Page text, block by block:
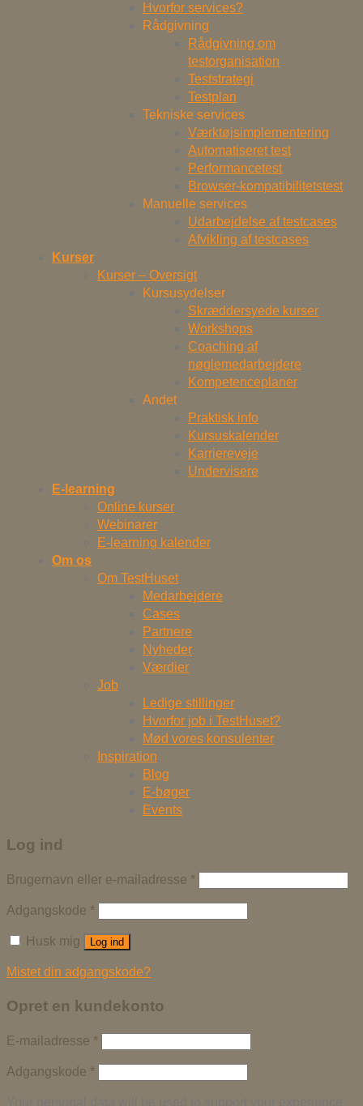
Hvorfor services?
Rådgivning
Rådgivning om
testorganisation
Teststrategi
Testplan
Tekniske services
Værktøjsimplementering
Automatiseret test
Performancetest
Browser-kompatibilitetstest
Manuelle services
Udarbejdelse af testcases
Afvikling af testcases
Kurser
Kurser – Oversigt
Kursusydelser
Skræddersyede kurser
Workshops
Coaching af
nøglemedarbejdere
Kompetenceplaner
Andet
Praktisk info
Kursuskalender
Karriereveje
Undervisere
E-learning
Online kurser
Webinarer
E-learning kalender
Om os
Om TestHuset
Medarbejdere
Cases
Partnere
Nyheder
Værdier
Job
Ledige stillinger
Hvorfor job i TestHuset?
Mød vores konsulenter
Inspiration
Blog
E-bøger
Events
Log ind
Brugernavn eller e-mailadresse *
Adgangskode *
Husk mig Log ind
Mistet din adgangskode?
Opret en kundekonto
E-mailadresse *
Adgangskode *